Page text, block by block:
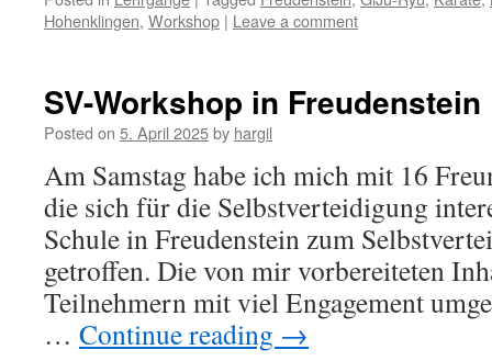
Hohenklingen, Workshop | Leave a comment
SV-Workshop in Freudenstein
Posted on 5. April 2025by hargil
Am Samstag habe ich mich mit 16
die sich für die Selbstverteidigung
Schule in Freudenstein zum
getroffen. Die von mir vorbereiteten
Teilnehmern mit viel Engagement
… Continue reading →